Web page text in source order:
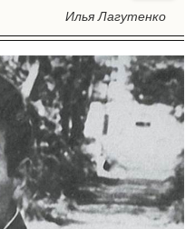
Илья Лагутенко